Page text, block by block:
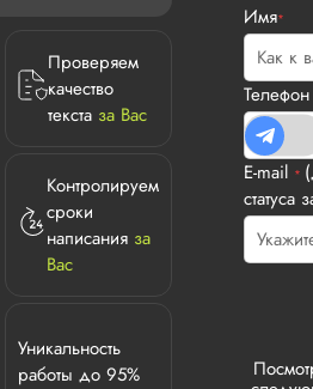
Проверяем
качество
текста за Вас
Контролируем
сроки
написания за
Вас
Уникальность
работы до 95%
Имя*
E-mail *
статуса